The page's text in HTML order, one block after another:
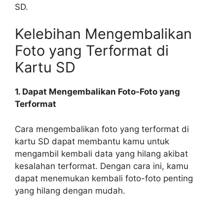
SD.
Kelebihan Mengembalikan
Foto yang Terformat di
Kartu SD
1. Dapat Mengembalikan Foto-Foto yang
Terformat
Cara mengembalikan foto yang terformat di
kartu SD dapat membantu kamu untuk
mengambil kembali data yang hilang akibat
kesalahan terformat. Dengan cara ini, kamu
dapat menemukan kembali foto-foto penting
yang hilang dengan mudah.